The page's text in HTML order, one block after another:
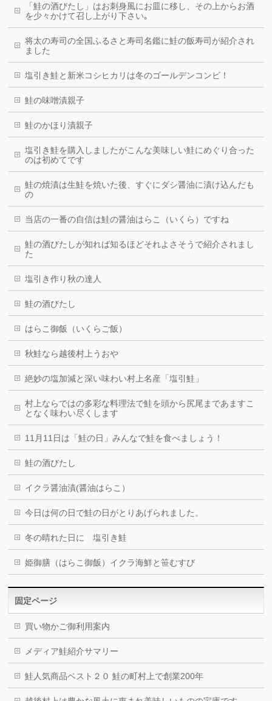
「鮭の酒びたし」はお刺身風にお皿に移し、その上からお酒
を少々かけて召し上がり下さい｡
将太の寿司の全国ふるさと寿司名鑑に鮭の飯寿司が紹介され
ました
塩引き鮭と新米コシヒカリは冬のゴールデンコンビ！
鮭の味噌漬親子
鮭のかほり漬親子
塩引き鮭を購入しましたがこんな美味しい鮭にめぐり合った
のは初めてです
鮭の焼漬は生鮭を焼いた後、すぐにダシ醤油に漬け込んだも
の
当店の一番の自信は鮭の醤油はらこ（いくら）ですね
鮭の酒びたしが知れば知るほどそれよさそうで紹介されまし
た
塩引き作り秋の達人
鮭の酒びたし
はらこ御飯（いくらご飯）
秋鮭なら越後村上うおや
絶妙の塩加減と深い味わい村上名産「塩引鮭」
村上ならではの多彩な料理法で鮭を頭から尻尾まであますこ
となく味わい尽くします
11月11日は「鮭の日」みんなで鮭を食べましょう！
鮭の酒びたし
イクラ醤油漬(醤油はらこ）
今日は何の日で鮭の日がとりあげられました。
冬の晴れた日に 塩引き鮭
姫御膳（はらこ御飯）イクラ海鮮と笹むすび
固定ページ
買い物かご御利用案内
メディア鮭紹介サマリー
鮭人気商品ベスト２０ 鮭の町村上で創業200年